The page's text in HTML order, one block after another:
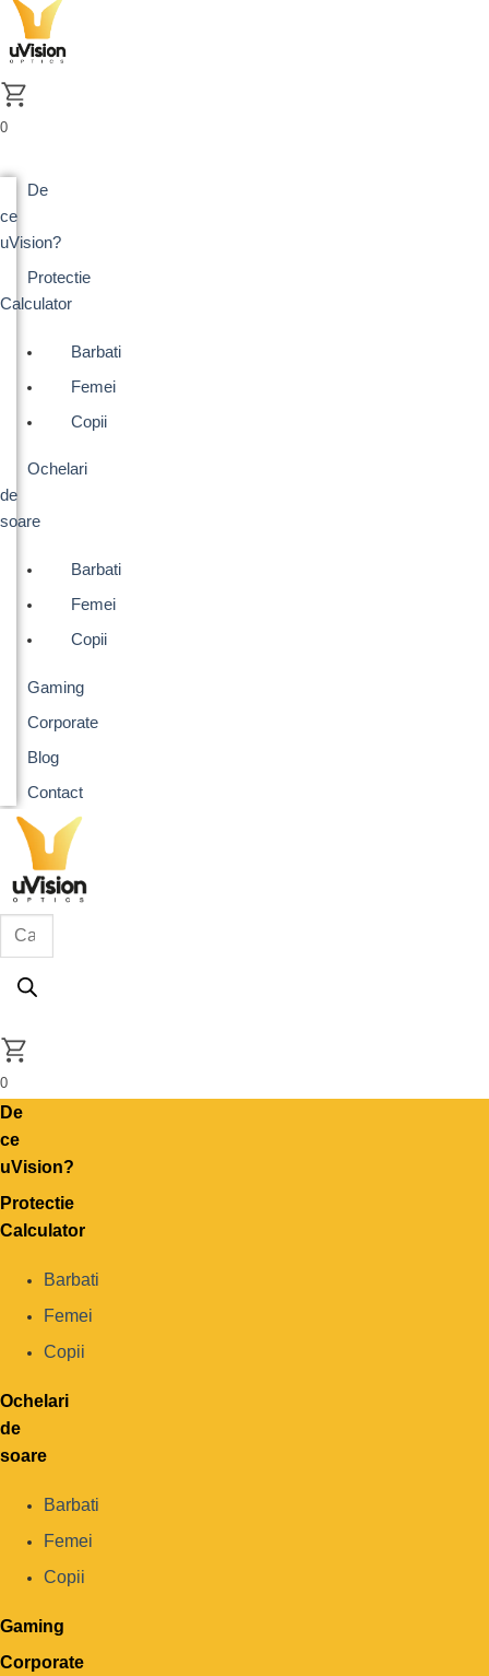
content
0
De
ce
uVision?
Protectie
Calculator
Barbati
Femei
Copii
Ochelari
de
soare
Barbati
Femei
Copii
Gaming
Corporate
Blog
Contact
search
0
De
ce
uVision?
Protectie
Calculator
Barbati
Femei
Copii
Ochelari
de
soare
Barbati
Femei
Copii
Gaming
Corporate